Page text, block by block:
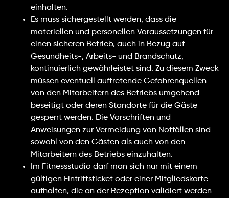
einhalten.
Es muss sichergestellt werden, dass die
materiellen und personellen Voraussetzungen für
einen sicheren Betrieb, auch in Bezug auf
Gesundheits-, Arbeits- und Brandschutz,
kontinuierlich gewährleistet sind. Zu diesem Zweck
müssen eventuell auftretende Gefahrenquellen
von den Mitarbeitern des Betriebs umgehend
beseitigt oder deren Standorte für die Gäste
gesperrt werden. Die Vorschriften und
Anweisungen zur Vermeidung von Notfällen sind
sowohl von den Gästen als auch von den
Mitarbeitern des Betriebs einzuhalten.
Im Fitnessstudio darf man sich nur mit einem
gültigen Eintrittsticket oder einer Mitgliedskarte
aufhalten, die an der Rezeption validiert werden